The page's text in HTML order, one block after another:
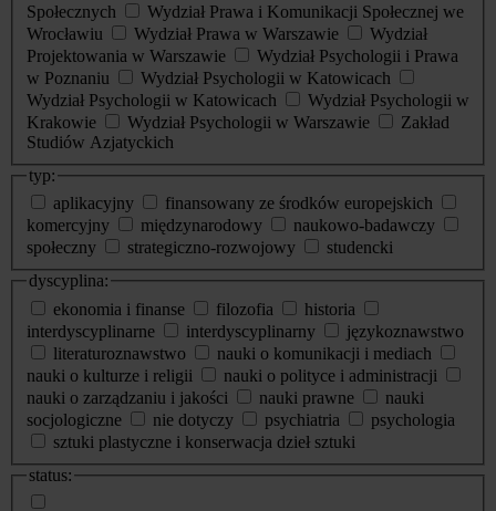
Społecznych
Wydział Prawa i Komunikacji Społecznej we
Wrocławiu
Wydział Prawa w Warszawie
Wydział
Projektowania w Warszawie
Wydział Psychologii i Prawa
w Poznaniu
Wydział Psychologii w Katowicach
Wydział Psychologii w Katowicach
Wydział Psychologii w
Krakowie
Wydział Psychologii w Warszawie
Zakład
Studiów Azjatyckich
typ:
aplikacyjny
finansowany ze środków europejskich
komercyjny
międzynarodowy
naukowo-badawczy
społeczny
strategiczno-rozwojowy
studencki
dyscyplina:
ekonomia i finanse
filozofia
historia
interdyscyplinarne
interdyscyplinarny
językoznawstwo
literaturoznawstwo
nauki o komunikacji i mediach
nauki o kulturze i religii
nauki o polityce i administracji
nauki o zarządzaniu i jakości
nauki prawne
nauki
socjologiczne
nie dotyczy psychiatria
psychologia
sztuki plastyczne i konserwacja dzieł sztuki
status: